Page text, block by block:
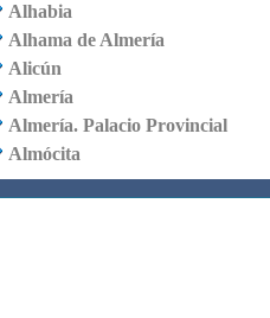
Alhabia
Alhama de Almería
Alicún
Almería
Almería. Palacio Provincial
Almócita